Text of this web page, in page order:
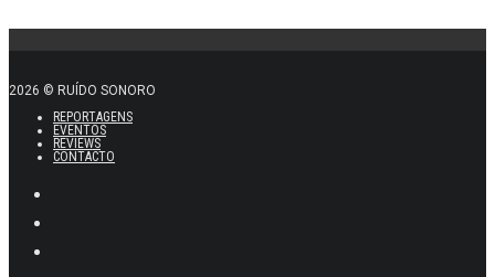
2026 © RUÍDO SONORO
REPORTAGENS
EVENTOS
REVIEWS
CONTACTO